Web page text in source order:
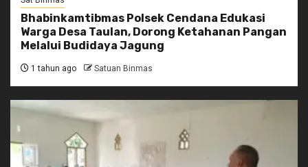
Bhabinkamtibmas Polsek Cendana Edukasi
Warga Desa Taulan, Dorong Ketahanan Pangan
Melalui Budidaya Jagung
1 tahun ago Satuan Binmas